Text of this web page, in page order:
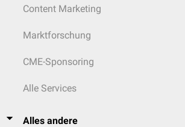
Content Marketing
Marktforschung
CME-Sponsoring
Alle Services
Alles andere